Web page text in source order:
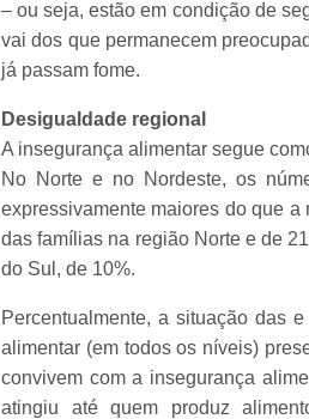
– ou seja, estão em condição de
vai dos que permanecem
já passam fome.
Desigualdade regional
A insegurança alimentar segue
No Norte e no Nordeste, os
expressivamente maiores do que
das famílias na região Norte e de
do Sul, de 10%.
Percentualmente, a situação das
alimentar (em todos os níveis)
convivem com a insegurança
atingiu até quem produz